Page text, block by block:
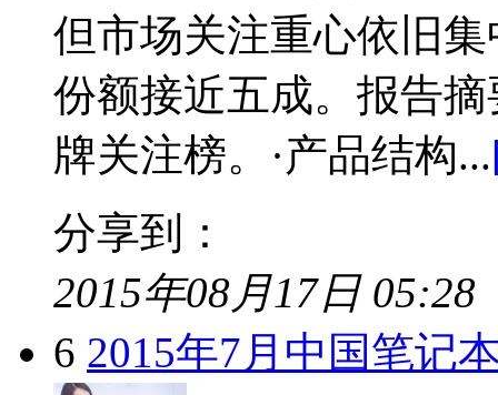
但市场关注重心依旧
份额接近五成。报告
牌关注榜。·产品结构...
分享到：
2015年08月17日 05:28
6 2015年7月中国笔记